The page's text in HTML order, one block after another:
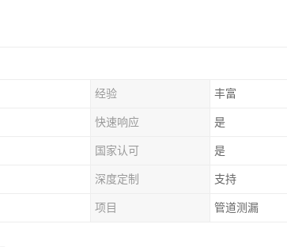
经验 丰富
快速响应 是
国家认可 是
深度定制 支持
项目 管道测漏